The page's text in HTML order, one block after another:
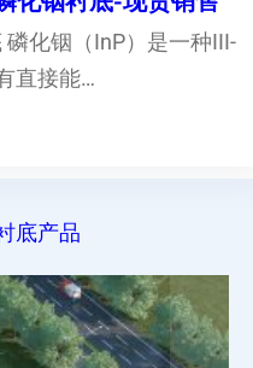
化铟（InP）是一种III-
直接能…
底产品